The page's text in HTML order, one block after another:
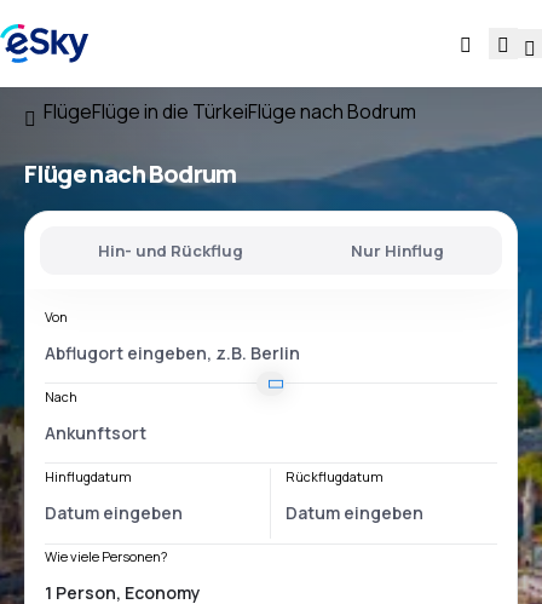
FlügeFlüge in die TürkeiFlüge nach Bodrum
Flüge nach Bodrum
Hin- und Rückflug Nur Hinflug
Von
Nach
Hinflugdatum Rückflugdatum
Wie viele Personen?